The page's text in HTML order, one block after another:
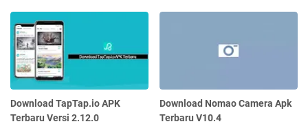
Download TapTap.io APK
Terbaru Versi 2.12.0
Download Nomao Camera Apk
Terbaru V10.4